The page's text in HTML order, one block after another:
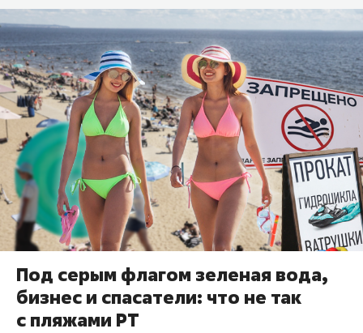
Под серым флагом зеленая вода,
бизнес и спасатели: что не так
с пляжами РТ